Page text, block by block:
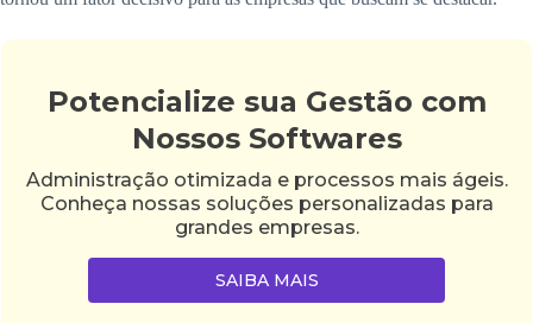
Potencialize sua Gestão com
Nossos Softwares
Administração otimizada e processos mais ágeis.
Conheça nossas soluções personalizadas para
grandes empresas.
SAIBA MAIS